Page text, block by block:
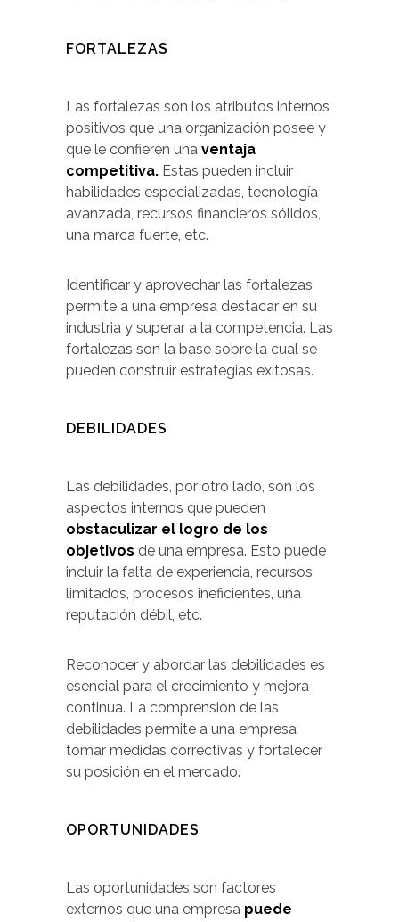
FORTALEZAS
Las fortalezas son los atributos internos
positivos que una organización posee y
que le confieren una ventaja
competitiva. Estas pueden incluir
habilidades especializadas, tecnología
avanzada, recursos financieros sólidos,
una marca fuerte, etc.
Identificar y aprovechar las fortalezas
permite a una empresa destacar en su
industria y superar a la competencia. Las
fortalezas son la base sobre la cual se
pueden construir estrategias exitosas.
DEBILIDADES
Las debilidades, por otro lado, son los
aspectos internos que pueden
obstaculizar el logro de los
objetivos de una empresa. Esto puede
incluir la falta de experiencia, recursos
limitados, procesos ineficientes, una
reputación débil, etc.
Reconocer y abordar las debilidades es
esencial para el crecimiento y mejora
continua. La comprensión de las
debilidades permite a una empresa
tomar medidas correctivas y fortalecer
su posición en el mercado.
OPORTUNIDADES
Las oportunidades son factores
externos que una empresa puede